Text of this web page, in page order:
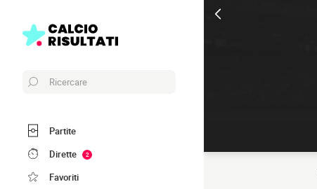
Ricercare
Partite
Dirette
2
Favoriti